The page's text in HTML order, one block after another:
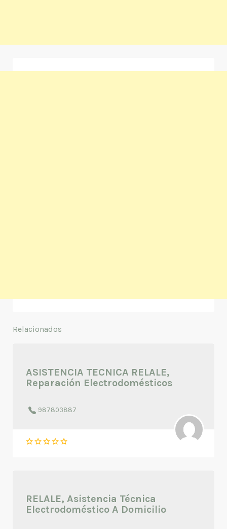
Relacionados
ASISTENCIA TECNICA RELALE,
Reparación Electrodomésticos
987803887
RELALE, Asistencia Técnica
Electrodoméstico A Domicilio